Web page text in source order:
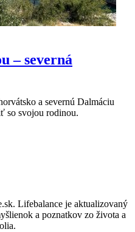
– severná
a severnú Dalmáciu
so svojou rodinou.
Lifebalance je aktualizovaný
a poznatkov zo života a